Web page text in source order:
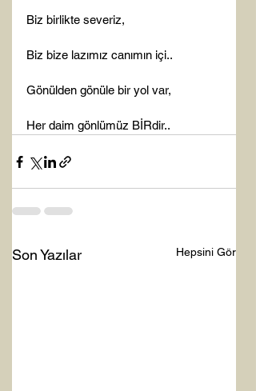
Biz birlikte severiz,
Biz bize lazımız canımın içi..
Gönülden gönüle bir yol var,
Her daim gönlümüz BİRdir..
Son Yazılar Hepsini Gör